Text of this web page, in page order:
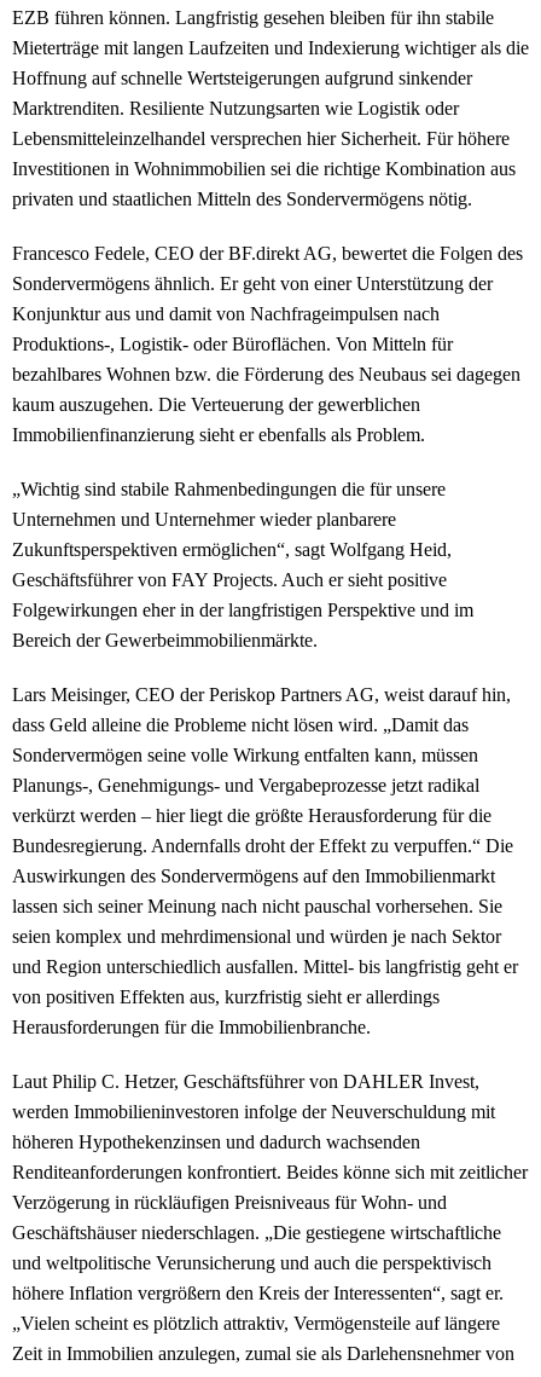
EZB führen können. Langfristig gesehen bleiben für ihn stabile
Mieterträge mit langen Laufzeiten und Indexierung wichtiger als die
Hoffnung auf schnelle Wertsteigerungen aufgrund sinkender
Marktrenditen. Resiliente Nutzungsarten wie Logistik oder
Lebensmitteleinzelhandel versprechen hier Sicherheit. Für höhere
Investitionen in Wohnimmobilien sei die richtige Kombination aus
privaten und staatlichen Mitteln des Sondervermögens nötig.
Francesco Fedele, CEO der BF.direkt AG, bewertet die Folgen des
Sondervermögens ähnlich. Er geht von einer Unterstützung der
Konjunktur aus und damit von Nachfrageimpulsen nach
Produktions-, Logistik- oder Büroflächen. Von Mitteln für
bezahlbares Wohnen bzw. die Förderung des Neubaus sei dagegen
kaum auszugehen. Die Verteuerung der gewerblichen
Immobilienfinanzierung sieht er ebenfalls als Problem.
„Wichtig sind stabile Rahmenbedingungen die für unsere
Unternehmen und Unternehmer wieder planbarere
Zukunftsperspektiven ermöglichen“, sagt Wolfgang Heid,
Geschäftsführer von FAY Projects. Auch er sieht positive
Folgewirkungen eher in der langfristigen Perspektive und im
Bereich der Gewerbeimmobilienmärkte.
Lars Meisinger, CEO der Periskop Partners AG, weist darauf hin,
dass Geld alleine die Probleme nicht lösen wird. „Damit das
Sondervermögen seine volle Wirkung entfalten kann, müssen
Planungs-, Genehmigungs- und Vergabeprozesse jetzt radikal
verkürzt werden – hier liegt die größte Herausforderung für die
Bundesregierung. Andernfalls droht der Effekt zu verpuffen.“ Die
Auswirkungen des Sondervermögens auf den Immobilienmarkt
lassen sich seiner Meinung nach nicht pauschal vorhersehen. Sie
seien komplex und mehrdimensional und würden je nach Sektor
und Region unterschiedlich ausfallen. Mittel- bis langfristig geht er
von positiven Effekten aus, kurzfristig sieht er allerdings
Herausforderungen für die Immobilienbranche.
Laut Philip C. Hetzer, Geschäftsführer von DAHLER Invest,
werden Immobilieninvestoren infolge der Neuverschuldung mit
höheren Hypothekenzinsen und dadurch wachsenden
Renditeanforderungen konfrontiert. Beides könne sich mit zeitlicher
Verzögerung in rückläufigen Preisniveaus für Wohn- und
Geschäftshäuser niederschlagen. „Die gestiegene wirtschaftliche
und weltpolitische Verunsicherung und auch die perspektivisch
höhere Inflation vergrößern den Kreis der Interessenten“, sagt er.
„Vielen scheint es plötzlich attraktiv, Vermögensteile auf längere
Zeit in Immobilien anzulegen, zumal sie als Darlehensnehmer von